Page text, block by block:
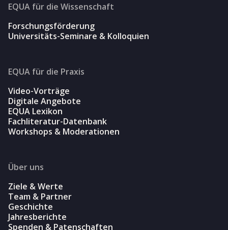
EQUA für die Wissenschaft
Forschungsförderung
Universitäts-Seminare & Kolloquien
EQUA für die Praxis
Video-Vorträge
Digitale Angebote
EQUA Lexikon
Fachliteratur-Datenbank
Workshops & Moderationen
Über uns
Ziele & Werte
Team & Partner
Geschichte
Jahresberichte
Spenden & Patenschaften